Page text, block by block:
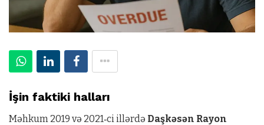
İşin faktiki halları
Məhkum 2019 və 2021‑ci illərdə Daşkəsən Rayon